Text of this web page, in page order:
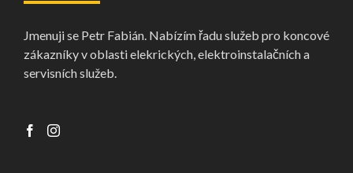
Jmenuji se Petr Fabián. Nabízím řadu služeb pro koncové
zákazníky v oblasti elekrických, elektroinstalačních a
servisních služeb.